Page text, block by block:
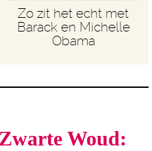
Zo zit het echt met
Barack en Michelle
Obama
Woud: